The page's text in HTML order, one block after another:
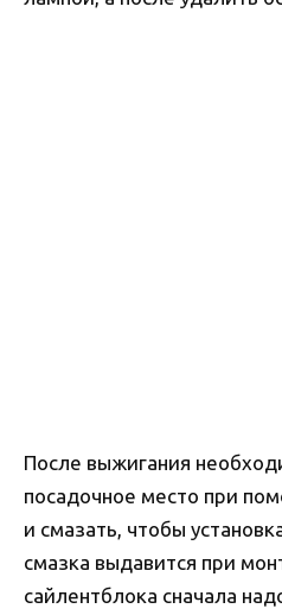
После выжигания
посадочное место при
и смазать, чтобы
смазка выдавится при
сайлентблока сначала